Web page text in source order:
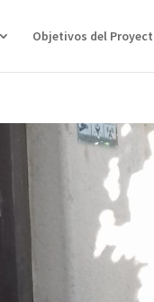
Objetivos del